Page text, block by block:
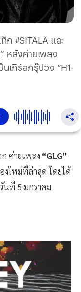
ก #SITALA และ
หลังค่ายเพลง
นเกิร์ลกรุ๊ปวง “H1-
ค่ายเพลง “GLG”
งใหม่ที่ล่าสุด โดยได้
นที่ 5 มกราคม